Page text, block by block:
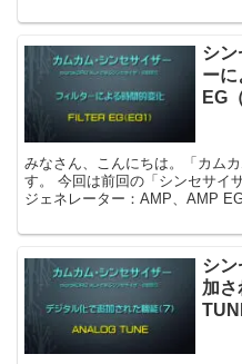
シン
ー
EG
みなさん、こんにちは。「カム
す。 今回は前回の「シンセサイザーの機能 アンプとエンベロープ・
ジェネレーター：AMP、AMP
シン
加